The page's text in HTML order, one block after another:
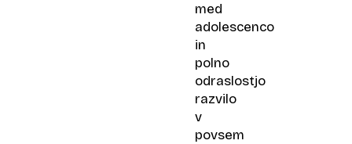
med
adolescenco
in
polno
odraslostjo
razvilo
v
povsem